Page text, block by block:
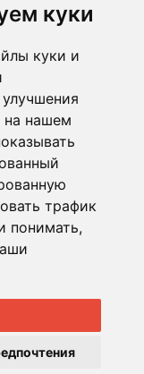
куки
куки и
на нашем
трафик
понимать,
и